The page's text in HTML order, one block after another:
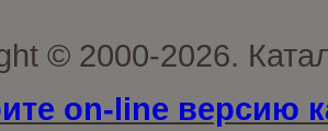
© 2000-2026.
on-line версию